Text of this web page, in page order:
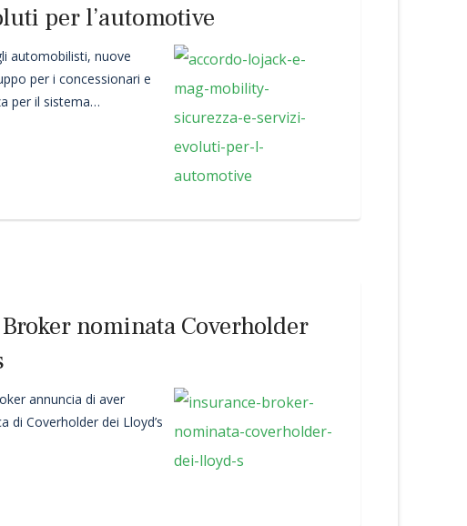
per l’automotive
automobilisti, nuove
per i concessionari e
per il sistema
tra
specializzata nello
nominata Coverholder
annuncia di aver
di Coverholder dei Lloyd’s